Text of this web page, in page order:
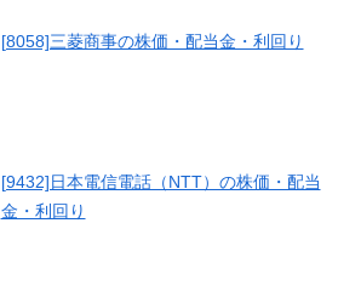
[8058]三菱商事の株価・配当金・利回り
[9432]日本電信電話（NTT）の株価・配当
金・利回り